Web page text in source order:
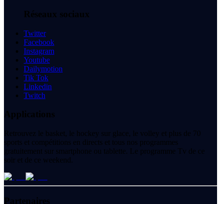
Réseaux sociaux
Twitter
Facebook
Instagram
Youtube
Dailymotion
Tik Tok
Linkedin
Twitch
Applications
Retrouvez le basket, le hockey sur glace, le volley et plus de 70
sports et compétitions en directs et tous nos programmes
gratuitement sur smartphone ou tablette. Le programme Tv de ce
soir et de ce weekend.
Partenaires